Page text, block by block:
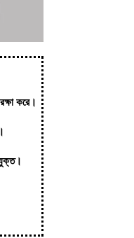
করে।